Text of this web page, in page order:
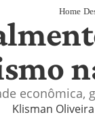
Home
econômica,
Klisman Oliveira